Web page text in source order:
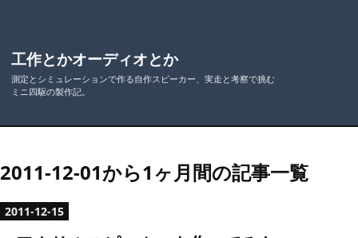
工作とかオーディオとか
測定とシミュレーションで作る自作スピーカー、実走と考察で挑む
ミニ四駆の製作記。
2011-12-01から1ヶ月間の記事一覧
2011-12-15